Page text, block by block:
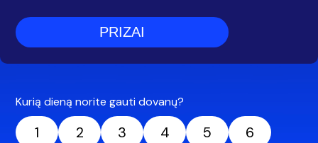
PRIZAI
Kurią dieną norite gauti dovanų?
1 2 3 4 5
6